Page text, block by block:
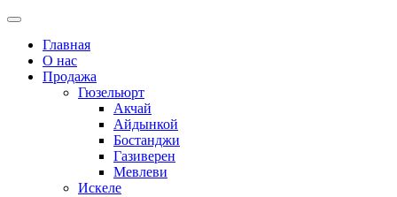
Главная
О нас
Продажа
Гюзельюрт
Акчай
Айдынкой
Бостанджи
Газиверен
Мевлеви
Искеле